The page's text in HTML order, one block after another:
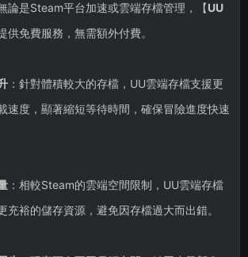
論是Steam平台加速或雲端存檔管理，【UU
供免費服務，無需額外付費。
：針對體積較大的存檔，UU雲端存檔支援更
速度，顯著縮短等待時間，確保冒險進度快速
：相較Steam的雲端空間限制，UU雲端存檔
充裕的儲存資源，避免因存檔過大而出錯。